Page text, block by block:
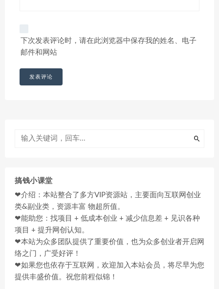
下次发表评论时，请在此浏览器中保存我的姓名、电子
邮件和网站
搞钱小课堂
❤介绍：本站整合了多方VIP资源站，主要面向互联网创业
类&副业类，资源丰富 物超所值。
❤能助您：找项目 + 低成本创业 + 减少信息差 + 见识各种
项目 + 提升网创认知。
❤本站为众多团队提供了重要价值，也为众多创业者开启网
络之门，广受好评！
❤如果您也依存于互联网，欢迎加入本站会员，将尽早为您
提供丰盛价值。祝您前程似锦！